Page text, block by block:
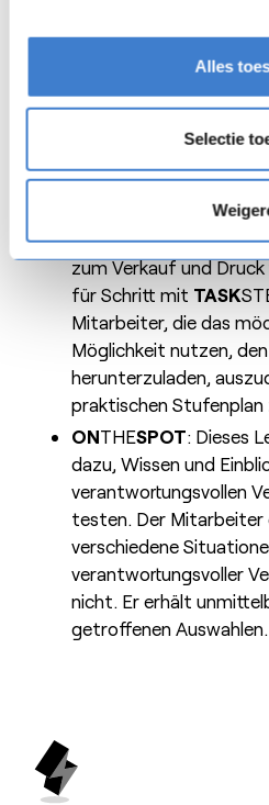
Alles
Selectie
Nachschlagewerk zu
Mitarbeiter, die ihr
SMARTPAGES: Alle
maßgeschneiderten
TASKSTEPS: Die
zum Verkauf und
für Schritt mit TASK
Mitarbeiter, die das
Möglichkeit nutzen,
herunterzuladen,
praktischen Stufenplan
ONTHESPOT: Dieses
dazu, Wissen und
verantwortungsvollen
testen. Der
verschiedene
verantwortungsvoller
nicht. Er erhält
getroffenen Auswahlen.